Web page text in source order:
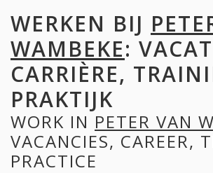
WERKEN BIJ
WAMBEKE:
CARRIÈRE,
PRAKTIJK
WORK IN PETER VAN
VACANCIES, CAREER,
PRACTICE